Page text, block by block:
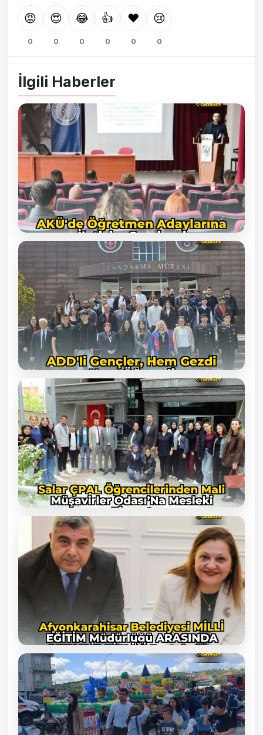
😡 😍 😂 👍 ❤️ 😢
0 0 0 0 0 0
İlgili Haberler